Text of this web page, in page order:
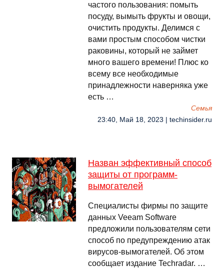
частого пользования: помыть
посуду, вымыть фрукты и овощи,
очистить продукты. Делимся с
вами простым способом чистки
раковины, который не займет
много вашего времени! Плюс ко
всему все необходимые
принадлежности наверняка уже
есть …
Семья
23:40, Май 18, 2023 | techinsider.ru
Назван эффективный способ
защиты от программ-
вымогателей
Специалисты фирмы по защите
данных Veeam Software
предложили пользователям сети
способ по предупреждению атак
вирусов-вымогателей. Об этом
сообщает издание Techradar. …